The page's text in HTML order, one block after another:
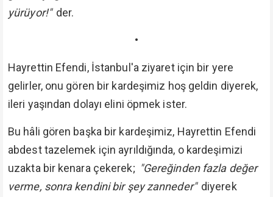
yürüyor!" der.
•
Hayrettin Efendi, İstanbul'a ziyaret için bir yere
gelirler, onu gören bir kardeşimiz hoş geldin diyerek,
ileri yaşından dolayı elini öpmek ister.
Bu hâli gören başka bir kardeşimiz, Hayrettin Efendi
abdest tazelemek için ayrıldığında, o kardeşimizi
uzakta bir kenara çekerek; "Gereğinden fazla değer
verme, sonra kendini bir şey zanneder" diyerek